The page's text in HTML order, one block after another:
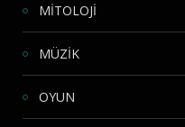
MİTOLOJİ
MÜZİK
OYUN